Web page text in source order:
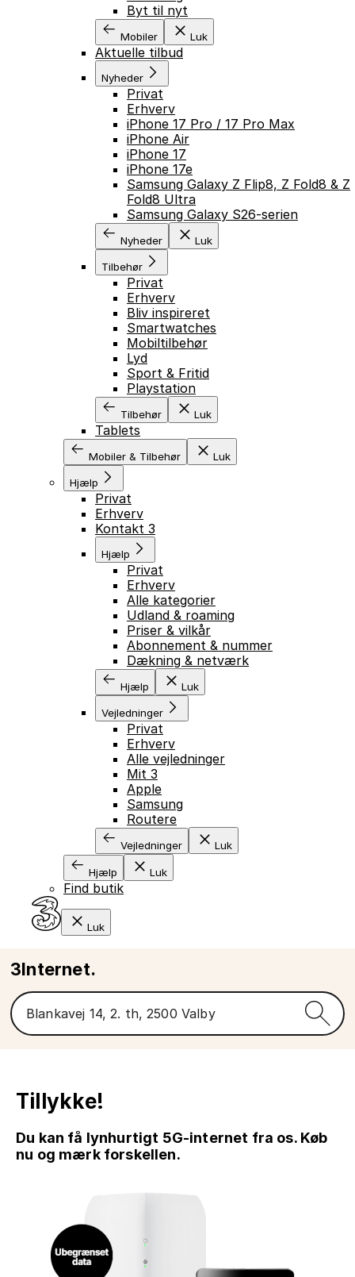
Byt til nyt
Mobiler Luk
Aktuelle tilbud
Nyheder
Privat
Erhverv
iPhone 17 Pro / 17 Pro Max
iPhone Air
iPhone 17
iPhone 17e
Samsung Galaxy Z Flip8, Z Fold8 & Z
Fold8 Ultra
Samsung Galaxy S26-serien
Nyheder Luk
Tilbehør
Privat
Erhverv
Bliv inspireret
Smartwatches
Mobiltilbehør
Lyd
Sport & Fritid
Playstation
Tilbehør Luk
Tablets
Mobiler & Tilbehør Luk
Hjælp
Privat
Erhverv
Kontakt 3
Hjælp
Privat
Erhverv
Alle kategorier
Udland & roaming
Priser & vilkår
Abonnement & nummer
Dækning & netværk
Hjælp Luk
Vejledninger
Privat
Erhverv
Alle vejledninger
Mit 3
Apple
Samsung
Routere
Vejledninger Luk
Hjælp Luk
Find butik
Luk
3Internet.
Tillykke!
Du kan få lynhurtigt 5G-internet fra os. Køb
nu og mærk forskellen.